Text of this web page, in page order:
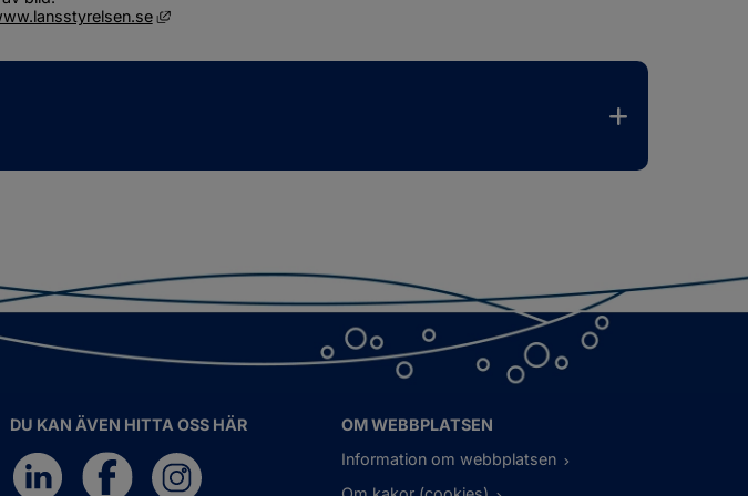
Länk till annan webbplats, öppnas i nytt fönster.
DU KAN ÄVEN HITTA OSS HÄR
OM WEBBPLATSEN
Information om webbplatsen